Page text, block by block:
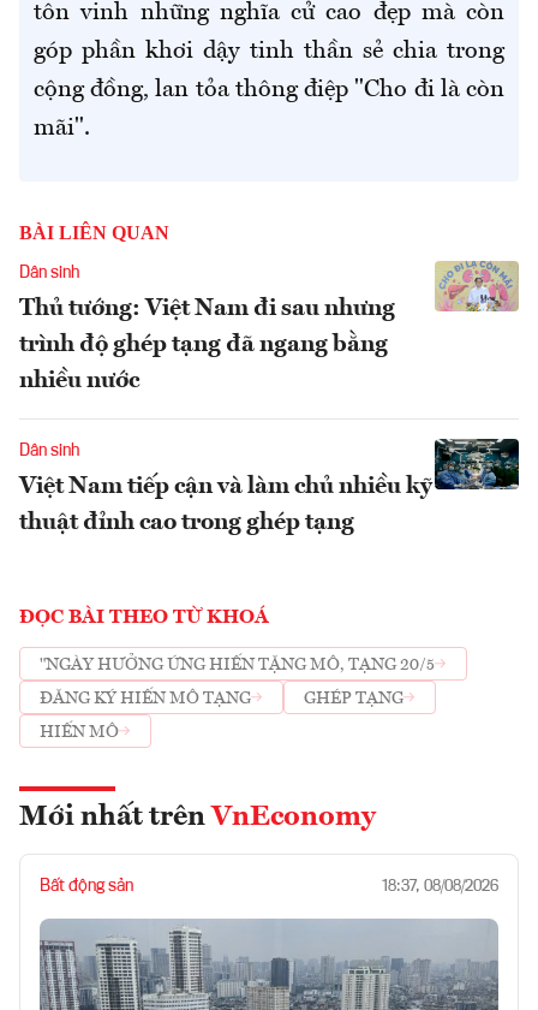
tôn vinh những nghĩa cử cao đẹp mà còn
góp phần khơi dậy tinh thần sẻ chia trong
cộng đồng, lan tỏa thông điệp "Cho đi là còn
mãi".
BÀI LIÊN QUAN
Dân sinh
Thủ tướng: Việt Nam đi sau nhưng
trình độ ghép tạng đã ngang bằng
nhiều nước
Dân sinh
Việt Nam tiếp cận và làm chủ nhiều kỹ
thuật đỉnh cao trong ghép tạng
ĐỌC BÀI THEO TỪ KHOÁ
"NGÀY HƯỞNG ỨNG HIẾN TẶNG MÔ, TẠNG 20/5
ĐĂNG KÝ HIẾN MÔ TẠNG
GHÉP TẠNG
HIẾN MÔ
Mới nhất trên VnEconomy
Bất động sản 18:37, 08/08/2026